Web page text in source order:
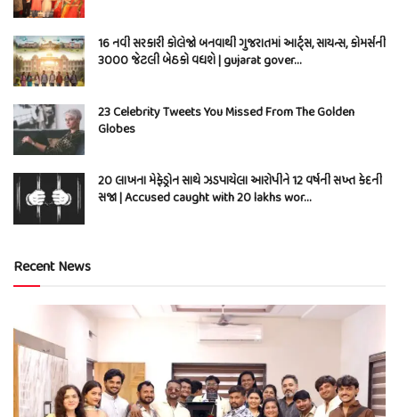
16 નવી સરકારી કોલેજો બનવાથી ગુજરાતમાં આર્ટ્સ, સાયન્સ, કોમર્સની
3000 જેટલી બેઠકો વધશે | gujarat gover…
23 Celebrity Tweets You Missed From The Golden
Globes
20 લાખના મેફેડ્રોન સાથે ઝડપાયેલા આરોપીને 12 વર્ષની સખ્ત કેદની
સજા | Accused caught with 20 lakhs wor…
Recent News